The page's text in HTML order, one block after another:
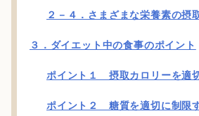
２－４．さまざまな栄養素の摂
３．ダイエット中の食事のポイント
ポイント１ 摂取カロリーを適
ポイント２ 糖質を適切に制限